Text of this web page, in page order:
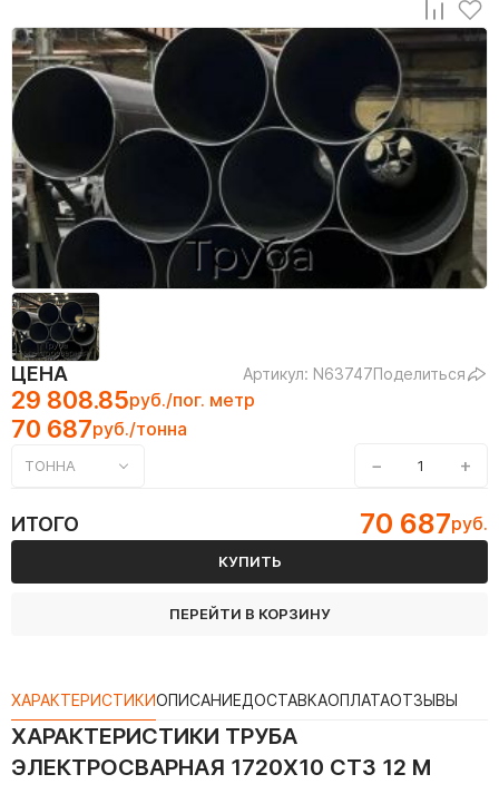
ЦЕНА Артикул: N63747Поделиться
29 808.85руб./пог. метр
70 687руб./тонна
ТОННА − +
ИТОГО 70 687руб.
КУПИТЬ
ПЕРЕЙТИ В КОРЗИНУ
ХАРАКТЕРИСТИКИОПИСАНИЕДОСТАВКАОПЛАТАОТЗЫВЫ
ХАРАКТЕРИСТИКИ ТРУБА
ЭЛЕКТРОСВАРНАЯ 1720Х10 СТ3 12 М